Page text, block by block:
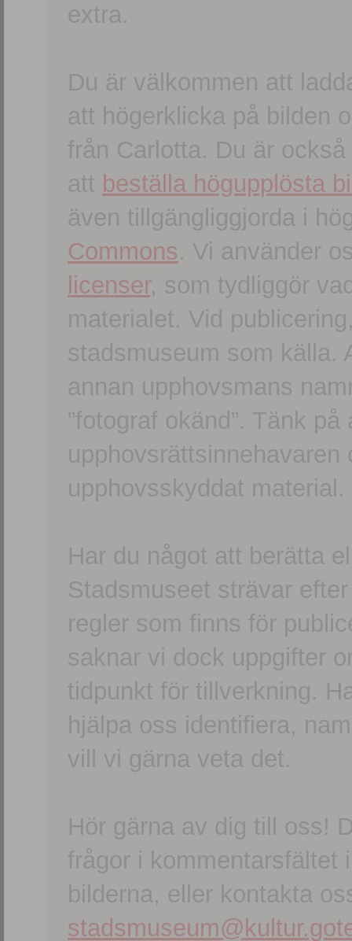
extra.
Du är välkommen att
att högerklicka på bilden
från Carlotta. Du är
att beställa högupplösta
även tillgängliggjorda i
Commons. Vi använder
licenser, som tydliggör
materialet. Vid
stadsmuseum som källa.
annan upphovsmans
”fotograf okänd”. Tänk
upphovsskyddat material.
Har du något att berätta
Stadsmuseet strävar
regler som finns för
saknar vi dock uppgifter
tidpunkt för tillverkning.
hjälpa oss identifiera,
vill vi gärna veta det.
Hör gärna av dig till oss!
frågor i kommentarsfältet
bilderna, eller kontakta